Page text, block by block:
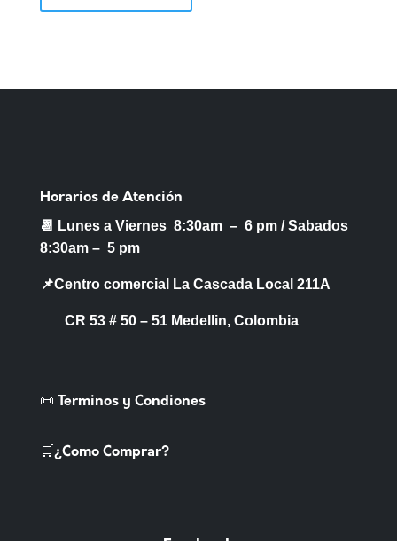
Horarios de Atención
📆 Lunes a Viernes 8:30am – 6 pm /Sabados
8:30am – 5 pm
📌Centro comercial La Cascada Local 211A
CR 53 # 50 – 51 Medellin, Colombia
📜 Terminos y Condiones
🛒¿Como Comprar?